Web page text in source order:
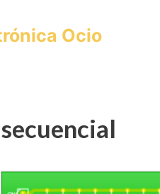
Ocio
secuencial